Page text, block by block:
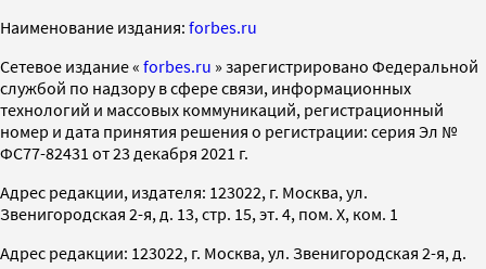
Наименование издания: forbes.ru
Cетевое издание « forbes.ru » зарегистрировано Федеральной
службой по надзору в сфере связи, информационных
технологий и массовых коммуникаций, регистрационный
номер и дата принятия решения о регистрации: серия Эл №
ФС77-82431 от 23 декабря 2021 г.
Адрес редакции, издателя: 123022, г. Москва, ул.
Звенигородская 2-я, д. 13, стр. 15, эт. 4, пом. X, ком. 1
Адрес редакции: 123022, г. Москва, ул. Звенигородская 2-я, д.